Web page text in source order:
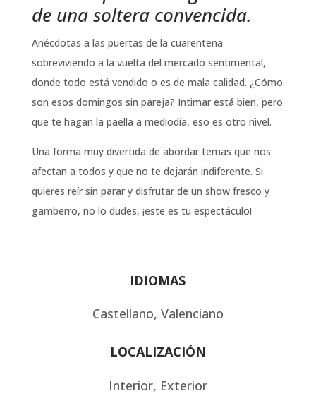
de una soltera convencida.
Anécdotas a las puertas de la cuarentena
sobreviviendo a la vuelta del mercado sentimental,
donde todo está vendido o es de mala calidad. ¿Cómo
son esos domingos sin pareja? Intimar está bien, pero
que te hagan la paella a mediodía, eso es otro nivel.
Una forma muy divertida de abordar temas que nos
afectan a todos y que no te dejarán indiferente. Si
quieres reír sin parar y disfrutar de un show fresco y
gamberro, no lo dudes, ¡este es tu espectáculo!
IDIOMAS
Castellano, Valenciano
LOCALIZACIÓN
Interior, Exterior